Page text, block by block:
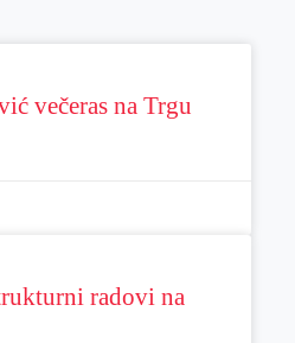
večeras na Trgu
radovi na